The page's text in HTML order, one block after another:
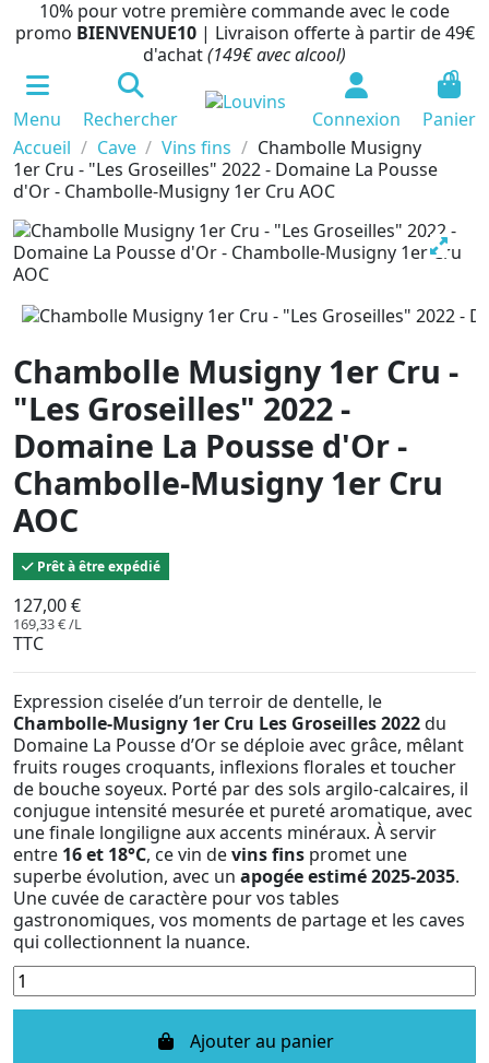
10% pour votre première commande avec le code
promo BIENVENUE10 | Livraison offerte à partir de 49€
d'achat(149€ avec alcool)
Menu Rechercher Connexion
0
Panier
Accueil
Cave Vins fins
Chambolle Musigny
1er Cru - "Les Groseilles" 2022 - Domaine La Pousse
d'Or - Chambolle-Musigny 1er Cru AOC
Chambolle Musigny 1er Cru -
"Les Groseilles" 2022 -
Domaine La Pousse d'Or -
Chambolle-Musigny 1er Cru
AOC
Prêt à être expédié
127,00 €
169,33 € /L
TTC
Expression ciselée d’un terroir de dentelle, le
Chambolle-Musigny 1er Cru Les Groseilles 2022du
Domaine La Pousse d’Or se déploie avec grâce, mêlant
fruits rouges croquants, inflexions florales et toucher
de bouche soyeux. Porté par des sols argilo-calcaires, il
conjugue intensité mesurée et pureté aromatique, avec
une finale longiligne aux accents minéraux. À servir
entre 16 et 18°C, ce vin devins fins promet une
superbe évolution, avec un apogée estimé 2025-2035.
Une cuvée de caractère pour vos tables
gastronomiques, vos moments de partage et les caves
qui collectionnent la nuance.
Ajouter au panier